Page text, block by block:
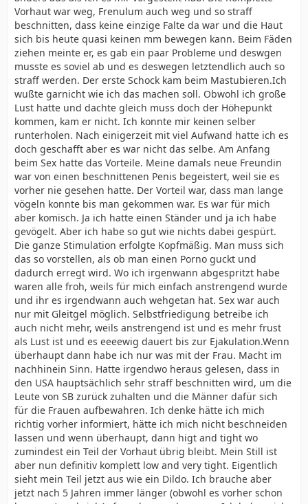
Vorhaut war weg, Frenulum auch weg und so straff
beschnitten, dass keine einzige Falte da war und die Haut
sich bis heute quasi keinen mm bewegen kann. Beim Fäden
ziehen meinte er, es gab ein paar Probleme und deswgen
musste es soviel ab und es deswegen letztendlich auch so
straff werden. Der erste Schock kam beim Mastubieren.Ich
wußte garnicht wie ich das machen soll. Obwohl ich große
Lust hatte und dachte gleich muss doch der Höhepunkt
kommen, kam er nicht. Ich konnte mir keinen selber
runterholen. Nach einigerzeit mit viel Aufwand hatte ich es
doch geschafft aber es war nicht das selbe. Am Anfang
beim Sex hatte das Vorteile. Meine damals neue Freundin
war von einen beschnittenen Penis begeistert, weil sie es
vorher nie gesehen hatte. Der Vorteil war, dass man lange
vögeln konnte bis man gekommen war. Es war für mich
aber komisch. Ja ich hatte einen Ständer und ja ich habe
gevögelt. Aber ich habe so gut wie nichts dabei gespürt.
Die ganze Stimulation erfolgte Kopfmäßig. Man muss sich
das so vorstellen, als ob man einen Porno guckt und
dadurch erregt wird. Wo ich irgenwann abgespritzt habe
waren alle froh, weils für mich einfach anstrengend wurde
und ihr es irgendwann auch wehgetan hat. Sex war auch
nur mit Gleitgel möglich. Selbstfriedigung betreibe ich
auch nicht mehr, weils anstrengend ist und es mehr frust
als Lust ist und es eeeewig dauert bis zur Ejakulation.Wenn
überhaupt dann habe ich nur was mit der Frau. Macht im
nachhinein Sinn. Hatte irgendwo heraus gelesen, dass in
den USA hauptsächlich sehr straff beschnitten wird, um die
Leute von SB zurück zuhalten und die Männer dafür sich
für die Frauen aufbewahren. Ich denke hätte ich mich
richtig vorher informiert, hätte ich mich nicht beschneiden
lassen und wenn überhaupt, dann higt and tight wo
zumindest ein Teil der Vorhaut übrig bleibt. Mein Still ist
aber nun definitiv komplett low and very tight. Eigentlich
sieht mein Teil jetzt aus wie ein Dildo. Ich brauche aber
jetzt nach 5 Jahren immer länger (obwohl es vorher schon